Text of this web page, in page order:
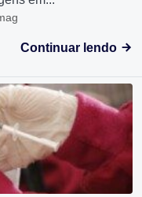
Continuar lendo